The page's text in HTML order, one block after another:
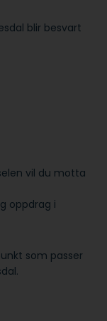
blir besvart
vil du motta
oppdrag i
som passer